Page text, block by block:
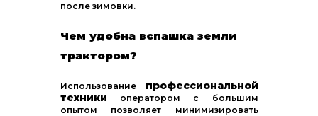
после зимовки.
Чем удобна вспашка земли
трактором?
Использование профессиональной
техники оператором с большим
опытом позволяет минимизировать